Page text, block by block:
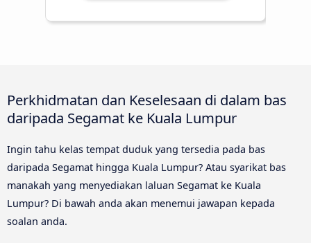
Perkhidmatan dan Keselesaan di dalam bas
daripada Segamat ke Kuala Lumpur
Ingin tahu kelas tempat duduk yang tersedia pada bas
daripada Segamat hingga Kuala Lumpur? Atau syarikat bas
manakah yang menyediakan laluan Segamat ke Kuala
Lumpur? Di bawah anda akan menemui jawapan kepada
soalan anda.